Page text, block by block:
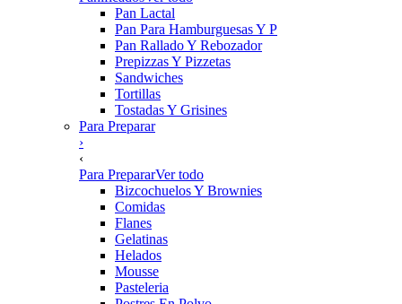
Pan Lactal
Pan Para Hamburguesas Y P
Pan Rallado Y Rebozador
Prepizzas Y Pizzetas
Sandwiches
Tortillas
Tostadas Y Grisines
Para Preparar
›
‹
Para PrepararVer todo
Bizcochuelos Y Brownies
Comidas
Flanes
Gelatinas
Helados
Mousse
Pasteleria